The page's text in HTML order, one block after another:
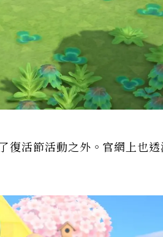
復活節活動之外。官網上也